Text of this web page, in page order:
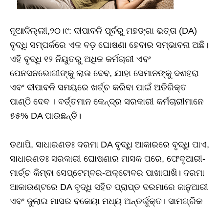
ନୂଆଦିଲ୍ଲୀ,୨୦।୯: ଦୀପାବଳି ପୂର୍ବରୁ ମହଙ୍ଗା ଭତ୍ତା (DA)
ବୃଦ୍ଧି ସମ୍ପର୍କରେ ଏକ ବଡ଼ ଘୋଷଣା ହେବାର ସମ୍ଭାବନା ଅଛି।
ଏହି ବୃଦ୍ଧି ୧୨ ନିୟୁତରୁ ଅଧିକ କର୍ମଚାରୀ ଏବଂ
ପେନସନଭୋଗୀଙ୍କୁ ଲାଭ ଦେବ, ଯାହା ସେମାନଙ୍କୁ ଦଶହରା
ଏବଂ ଦୀପାବଳି ସମୟରେ ଖର୍ଚ୍ଚ କରିବା ପାଇଁ ଅତିରିକ୍ତ
ପାଣ୍ଠି ଦେବ । ବର୍ତ୍ତମାନ କେନ୍ଦ୍ର ସରକାରୀ କର୍ମଚାରୀମାନେ
୫୫% DA ପାଉଛନ୍ତି।
ତଥାପି, ସାଧାରଣତଃ ଦରମା DA ବୃଦ୍ଧି ଆକାରରେ ବୃଦ୍ଧି ପାଏ,
ସାଧାରଣତଃ ସରକାରୀ ଘୋଷଣାର ମାସକ ପରେ, ଫେବୃଆରୀ-
ମାର୍ଚ୍ଚ କିମ୍ବା ସେପ୍ଟେମ୍ବର-ଅକ୍ଟୋବର ପାଖାପାଖି। ଦରମା
ଆକାଉଣ୍ଟରେ DA ବୃଦ୍ଧି ସହିତ ପ୍ରାପ୍ତ ଦରମାରେ ଜାନୁଆରୀ
ଏବଂ ଜୁଲାଇ ମାସର ବକେୟା ମଧ୍ୟ ଅନ୍ତର୍ଭୁକ୍ତ। ସାମଗ୍ରିକ